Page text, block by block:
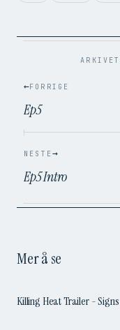
BITRATE
OPPRINNELIG
ARKIVET
←FORRIGE
Ep5
NESTE→
Ep5 Intro
Mer å se
Killing Heat Trailer - Signs